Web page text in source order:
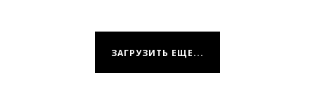
ЗАГРУЗИТЬ ЕЩЕ...